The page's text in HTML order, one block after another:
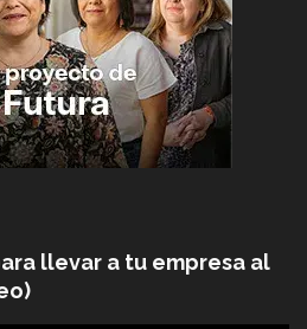
llevar a tu empresa al